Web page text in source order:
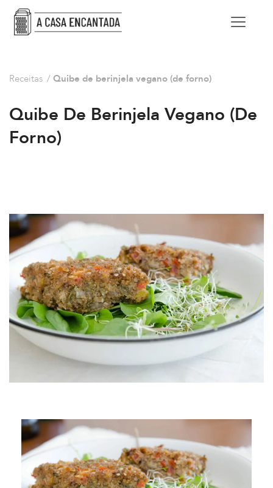
Receitas / Quibe de berinjela vegano (de forno)
Quibe De Berinjela Vegano (de
Forno)